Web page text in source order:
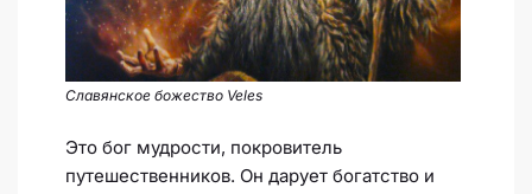
Славянское божество Veles
Это бог мудрости, покровитель
путешественников. Он дарует богатство и